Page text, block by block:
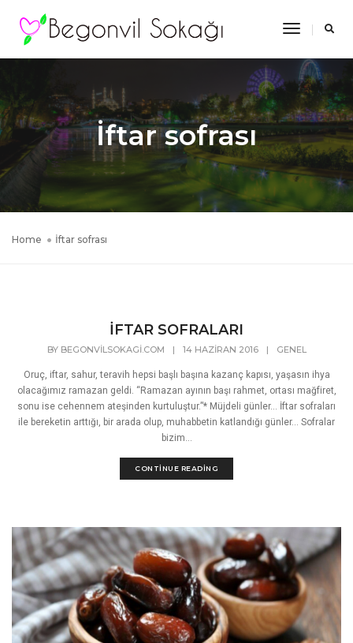
Toggle
İftar sofrası
Home İftar sofrası
İFTAR SOFRALARI
BY BEGONVILSOKAGI.COM | 14 HAZIRAN 2016 | GENEL
Oruç, iftar, sahur, teravih hepsi başlı başına kazanç kapısı, yaşasın ihya
olacağımız ramazan geldi. “Ramazan ayının başı rahmet, ortası mağfiret,
sonu ise cehennem ateşinden kurtuluştur.”* Müjdeli günler… İftar sofraları
ile bereketin arttığı, bir arada olup, muhabbetin katlandığı günler… Sofralar
bizim...
CONTINUE READING